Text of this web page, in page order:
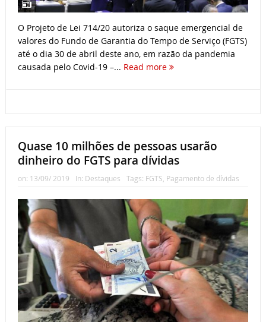
O Projeto de Lei 714/20 autoriza o saque emergencial de
valores do Fundo de Garantia do Tempo de Serviço (FGTS)
até o dia 30 de abril deste ano, em razão da pandemia
causada pelo Covid-19 –... Read more
Quase 10 milhões de pessoas usarão
dinheiro do FGTS para dívidas
on: 13/09/ 2019 In: Destaques Tags: FGTS Pagamento de dívidas